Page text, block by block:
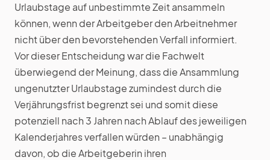
Urlaubstage auf unbestimmte Zeit ansammeln
können, wenn der Arbeitgeber den Arbeitnehmer
nicht über den bevorstehenden Verfall informiert.
Vor dieser Entscheidung war die Fachwelt
überwiegend der Meinung, dass die Ansammlung
ungenutzter Urlaubstage zumindest durch die
Verjährungsfrist begrenzt sei und somit diese
potenziell nach 3 Jahren nach Ablauf des jeweiligen
Kalenderjahres verfallen würden – unabhängig
davon, ob die Arbeitgeberin ihren